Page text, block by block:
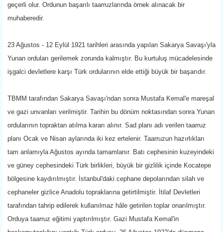
geçerli olur. Ordunun başarılı taarruzlarında örnek alınacak bir
muhaberedir.
23 Ağustos - 12 Eylül 1921 tarihleri arasında yapılan Sakarya Savaşı'yla
Yunan orduları gerilemek zorunda kalmıştır. Bu kurtuluş mücadelesinde
işgalci devletlere karşı Türk ordularının elde ettiği büyük bir başarıdır.
TBMM tarafından Sakarya Savaşı'ndan sonra Mustafa Kemal'e mareşal
ve gazi unvanları verilmiştir. Tarihin bu dönüm noktasından sonra Yunan
ordularının topraktan atılma kararı alınır. Sad planı adı verilen taarruz
planı Ocak ve Nisan aylarında iki kez ertelenir. Taarruzun hazırlıkları
tam anlamıyla Ağustos ayında tamamlanır. Batı cephesinin kuzeyindeki
ve güney cephesindeki Türk birlikleri, büyük bir gizlilik içinde Kocatepe
bölgesine kaydırılmıştır. İstanbul'daki cephane depolarından silah ve
cephaneler gizlice Anadolu topraklarına getirtilmiştir. İtilaf Devletleri
tarafından tahrip edilerek kullanılmaz hâle getirilen toplar onarılmıştır.
Orduya taarruz eğitimi yaptırılmıştır. Gazi Mustafa Kemal'in